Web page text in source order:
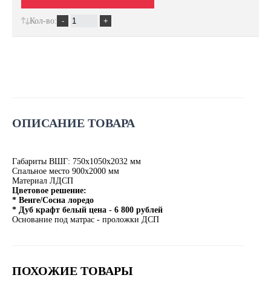
ОПИСАНИЕ ТОВАРА
Габариты ВШГ: 750х1050х2032 мм
Спальное место 900х2000 мм
Материал ЛДСП
Цветовое решение:
* Венге/Сосна лоредо
* Дуб крафт белый цена - 6 800 рублей
Основание под матрас - проложки ДСП
ПОХОЖИЕ ТОВАРЫ
Кол-во: